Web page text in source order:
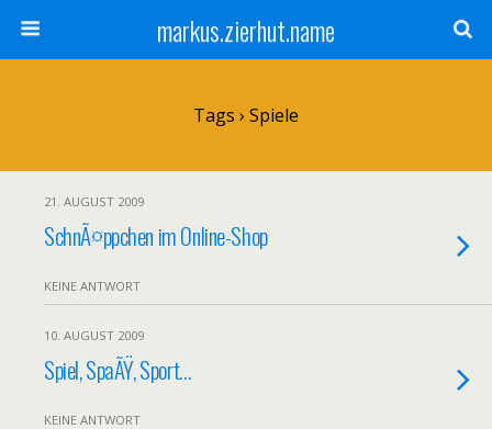
markus.zierhut.name
Tags › Spiele
21. AUGUST 2009
SchnÃ¤ppchen im Online-Shop
KEINE ANTWORT
10. AUGUST 2009
Spiel, SpaÃŸ, Sport…
KEINE ANTWORT